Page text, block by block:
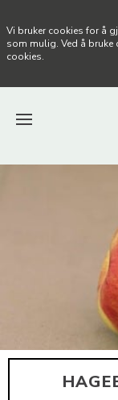
FORSIDEN
OM
KONTAKT
Vi bruker cookies for å
som mulig. Ved å bruke
cookies.